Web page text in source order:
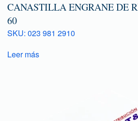
CANASTILLA ENGRANE DE
60
SKU: 023 981 2910
Leer más